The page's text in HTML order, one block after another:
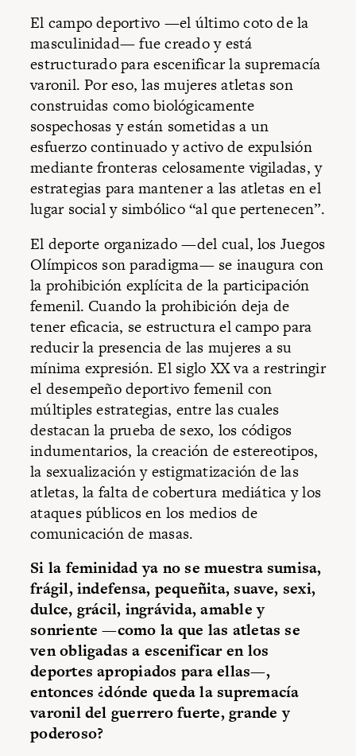
El campo deportivo —el último coto de la
masculinidad— fue creado y está
estructurado para escenificar la supremacía
varonil. Por eso, las mujeres atletas son
construidas como biológicamente
sospechosas y están sometidas a un
esfuerzo continuado y activo de expulsión
mediante fronteras celosamente vigiladas, y
estrategias para mantener a las atletas en el
lugar social y simbólico “al que pertenecen”.
El deporte organizado —del cual, los Juegos
Olímpicos son paradigma— se inaugura con
la prohibición explícita de la participación
femenil. Cuando la prohibición deja de
tener eficacia, se estructura el campo para
reducir la presencia de las mujeres a su
mínima expresión. El siglo XX va a restringir
el desempeño deportivo femenil con
múltiples estrategias, entre las cuales
destacan la prueba de sexo, los códigos
indumentarios, la creación de estereotipos,
la sexualización y estigmatización de las
atletas, la falta de cobertura mediática y los
ataques públicos en los medios de
comunicación de masas.
Si la feminidad ya no se muestra sumisa,
frágil, indefensa, pequeñita, suave, sexi,
dulce, grácil, ingrávida, amable y
sonriente —como la que las atletas se
ven obligadas a escenificar en los
deportes apropiados para ellas—,
entonces ¿dónde queda la supremacía
varonil del guerrero fuerte, grande y
poderoso?